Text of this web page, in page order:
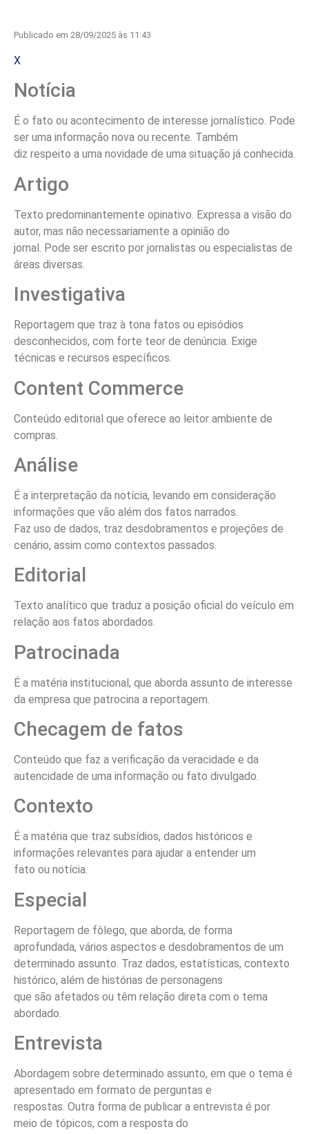
Publicado em 28/09/2025 às 11:43
X
Notícia
É o fato ou acontecimento de interesse jornalístico. Pode
ser uma informação nova ou recente. Também
diz respeito a uma novidade de uma situação já conhecida.
Artigo
Texto predominantemente opinativo. Expressa a visão do
autor, mas não necessariamente a opinião do
jornal. Pode ser escrito por jornalistas ou especialistas de
áreas diversas.
Investigativa
Reportagem que traz à tona fatos ou episódios
desconhecidos, com forte teor de denúncia. Exige
técnicas e recursos específicos.
Content Commerce
Conteúdo editorial que oferece ao leitor ambiente de
compras.
Análise
É a interpretação da notícia, levando em consideração
informações que vão além dos fatos narrados.
Faz uso de dados, traz desdobramentos e projeções de
cenário, assim como contextos passados.
Editorial
Texto analítico que traduz a posição oficial do veículo em
relação aos fatos abordados.
Patrocinada
É a matéria institucional, que aborda assunto de interesse
da empresa que patrocina a reportagem.
Checagem de fatos
Conteúdo que faz a verificação da veracidade e da
autencidade de uma informação ou fato divulgado.
Contexto
É a matéria que traz subsídios, dados históricos e
informações relevantes para ajudar a entender um
fato ou notícia.
Especial
Reportagem de fôlego, que aborda, de forma
aprofundada, vários aspectos e desdobramentos de um
determinado assunto. Traz dados, estatísticas, contexto
histórico, além de histórias de personagens
que são afetados ou têm relação direta com o tema
abordado.
Entrevista
Abordagem sobre determinado assunto, em que o tema é
apresentado em formato de perguntas e
respostas. Outra forma de publicar a entrevista é por
meio de tópicos, com a resposta do